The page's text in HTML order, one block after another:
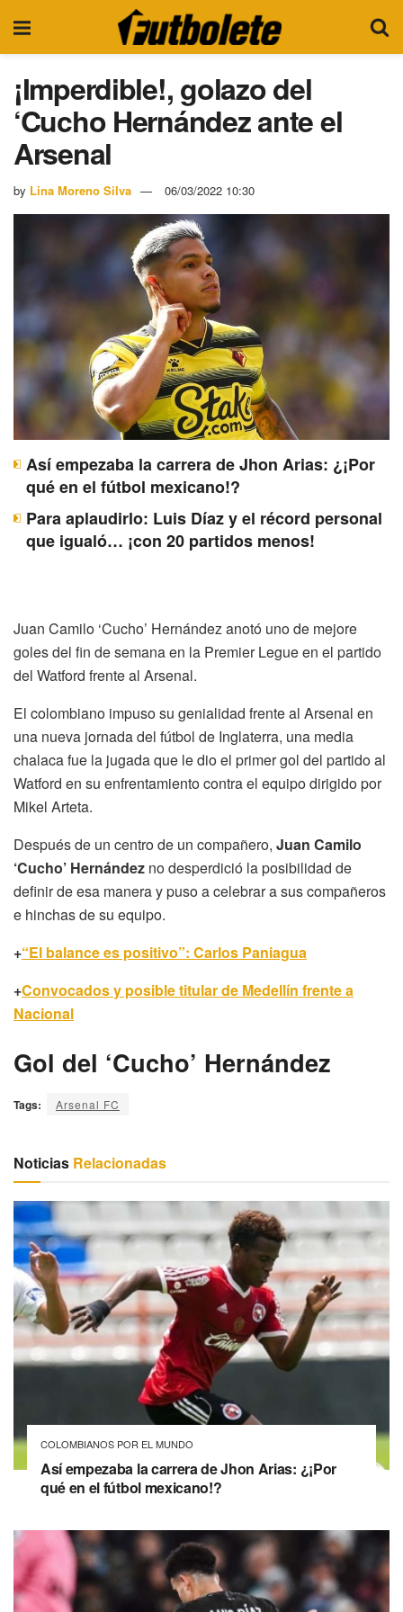
¡Imperdible!, golazo del
‘Cucho Hernández ante el
Arsenal
by Lina Moreno Silva 06/03/2022 10:30
Así empezaba la carrera de Jhon Arias: ¿¡Por
qué en el fútbol mexicano!?
Para aplaudirlo: Luis Díaz y el récord personal
que igualó… ¡con 20 partidos menos!
Juan Camilo ‘Cucho’ Hernández anotó uno de mejore
goles del fin de semana en la Premier Legue en el partido
del Watford frente al Arsenal.
El colombiano impuso su genialidad frente al Arsenal en
una nueva jornada del fútbol de Inglaterra, una media
chalaca fue la jugada que le dio el primer gol del partido al
Watford en su enfrentamiento contra el equipo dirigido por
Mikel Arteta.
Después de un centro de un compañero, Juan Camilo
‘Cucho’ Hernández no desperdició la posibilidad de
definir de esa manera y puso a celebrar a sus compañeros
e hinchas de su equipo.
+“El balance es positivo”: Carlos Paniagua
+Convocados y posible titular de Medellín frente a
Nacional
Gol del ‘Cucho’ Hernández
Tags: Arsenal FC
Noticias Relacionadas
COLOMBIANOS POR EL MUNDO
Así empezaba la carrera de Jhon Arias: ¿¡Por
qué en el fútbol mexicano!?